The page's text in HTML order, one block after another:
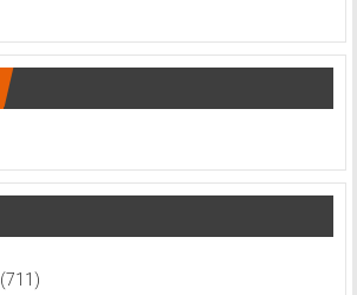
(711)